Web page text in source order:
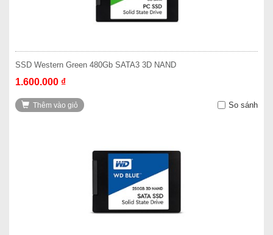
SSD Western Green 480Gb SATA3 3D NAND
1.600.000 ₫
Thêm vào giỏ So sánh